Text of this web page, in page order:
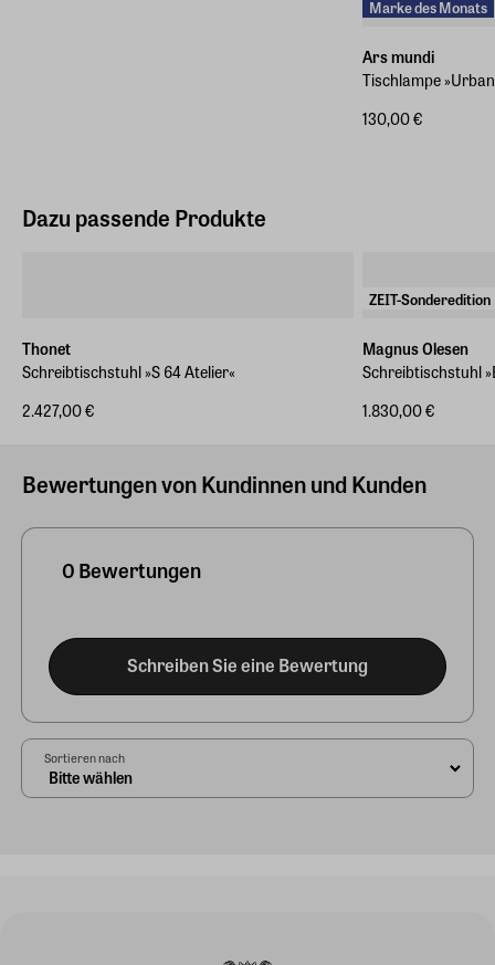
Marke des Monats
Ars mundi
Tischlampe
130,00 €
Dazu passende Produkte
Thonet
Schreibtischstuhl »S 64 Atelier«
2.427,00 €
ZEIT-Sonderedition
Magnus Olesen
Schreibtischstuhl
1.830,00 €
Bewertungen von Kundinnen und Kunden
0 Bewertungen
Schreiben Sie eine Bewertung
Sortieren nach